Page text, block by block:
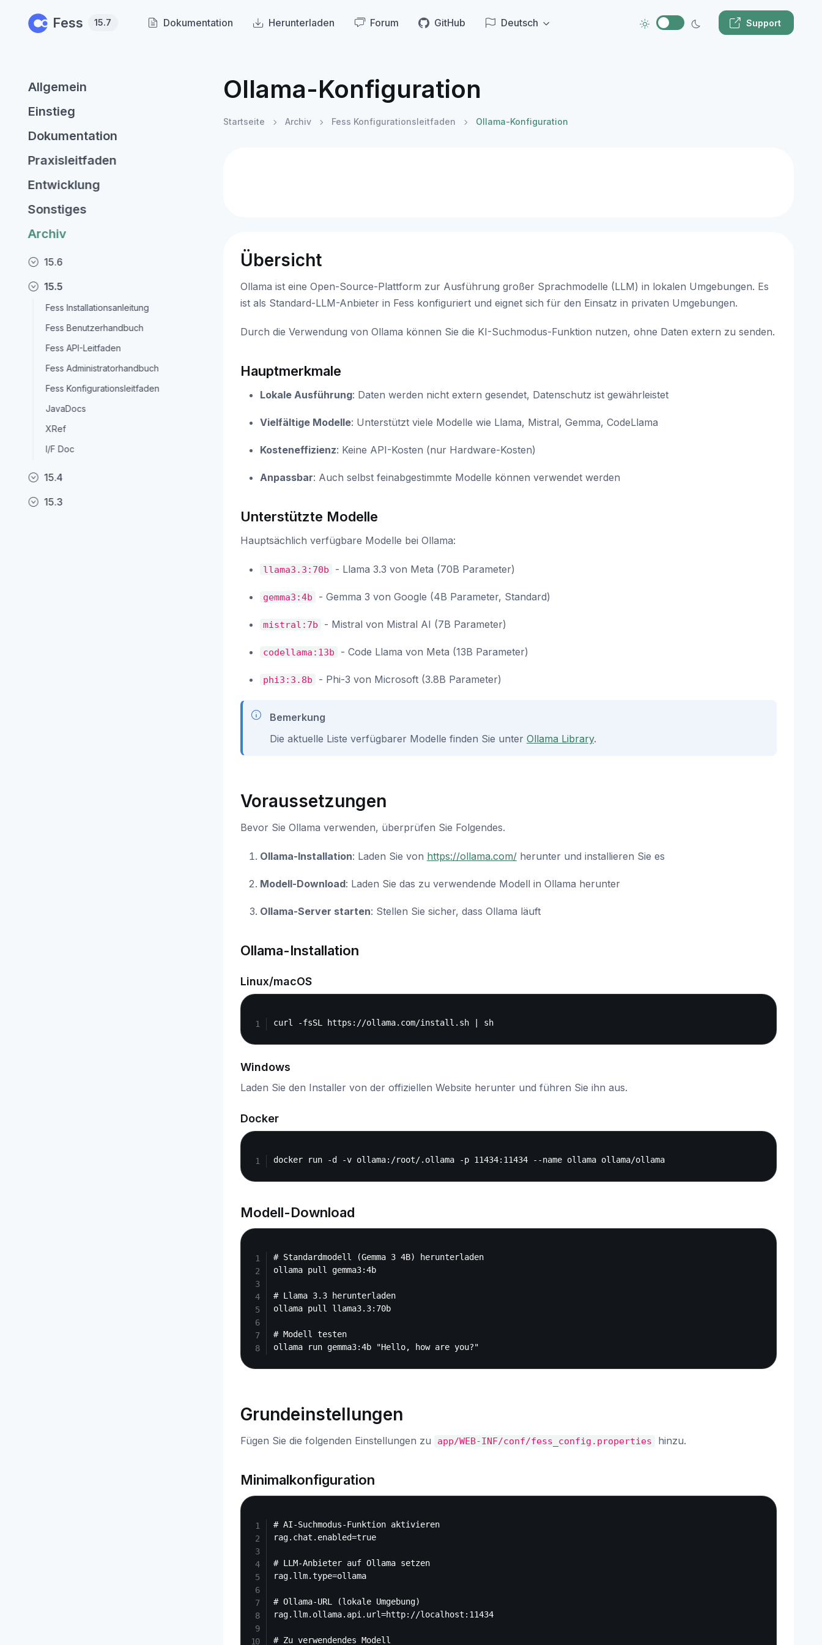
Fess 15.7 Dokumentation Herunterladen Forum GitHub Deutsch Support
Allgemein
Einstieg
Dokumentation
Praxisleitfaden
Entwicklung
Sonstiges
Archiv
15.6
15.5
Fess Installationsanleitung
Fess Benutzerhandbuch
Fess API-Leitfaden
Fess Administratorhandbuch
Fess Konfigurationsleitfaden
JavaDocs
XRef
I/F Doc
15.4
15.3
Ollama-Konfiguration
Startseite Archiv Fess Konfigurationsleitfaden Ollama-Konfiguration
Übersicht
Ollama ist eine Open-Source-Plattform zur Ausführung großer Sprachmodelle (LLM) in lokalen Umgebungen. Es
ist als Standard-LLM-Anbieter in Fess konfiguriert und eignet sich für den Einsatz in privaten Umgebungen.
Durch die Verwendung von Ollama können Sie die KI-Suchmodus-Funktion nutzen, ohne Daten extern zu senden.
Hauptmerkmale
Lokale Ausführung: Daten werden nicht extern gesendet, Datenschutz ist gewährleistet
Vielfältige Modelle: Unterstützt viele Modelle wie Llama, Mistral, Gemma, CodeLlama
Kosteneffizienz: Keine API-Kosten (nur Hardware-Kosten)
Anpassbar: Auch selbst feinabgestimmte Modelle können verwendet werden
Unterstützte Modelle
Hauptsächlich verfügbare Modelle bei Ollama:
llama3.3:70b - Llama 3.3 von Meta (70B Parameter)
gemma3:4b - Gemma 3 von Google (4B Parameter, Standard)
mistral:7b - Mistral von Mistral AI (7B Parameter)
codellama:13b - Code Llama von Meta (13B Parameter)
phi3:3.8b - Phi-3 von Microsoft (3.8B Parameter)
Bemerkung
Die aktuelle Liste verfügbarer Modelle finden Sie unter Ollama Library.
Voraussetzungen
Bevor Sie Ollama verwenden, überprüfen Sie Folgendes.
Ollama-Installation: Laden Sie von https://ollama.com/herunter und installieren Sie es
Modell-Download: Laden Sie das zu verwendende Modell in Ollama herunter
Ollama-Server starten: Stellen Sie sicher, dass Ollama läuft
Ollama-Installation
Linux/macOS
curl -fsSL https://ollama.com/install.sh | sh
Windows
Laden Sie den Installer von der offiziellen Website herunter und führen Sie ihn aus.
Docker
docker run -d -v ollama:/root/.ollama -p 11434:11434 --name ollama ollama/ollama
Modell-Download
# Standardmodell (Gemma 3 4B) herunterladen
ollama pull gemma3:4b
# Llama 3.3 herunterladen
ollama pull llama3.3:70b
# Modell testen
Grundeinstellungen
Fügen Sie die folgenden Einstellungen zu app/WEB-INF/conf/fess_config.properties hinzu.
Minimalkonfiguration
# AI-Suchmodus-Funktion aktivieren
rag.chat.enabled=true
# LLM-Anbieter auf Ollama setzen
rag.llm.type=ollama
# Ollama-URL (lokale Umgebung)
rag.llm.ollama.api.url=http://localhost:11434
# Zu verwendendes Modell